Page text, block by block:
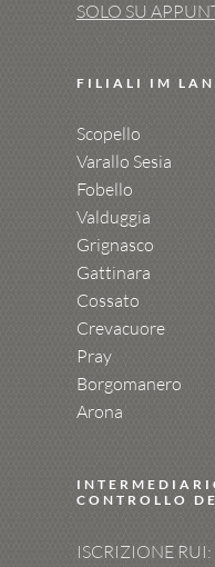
SOLO SU
FILIALI IM
Scopello
Varallo Sesia
Fobello
Valduggia
Grignasco
Gattinara
Cossato
Crevacuore
Pray
Borgomanero
Arona
CONTROLLO
ISCRIZIONE